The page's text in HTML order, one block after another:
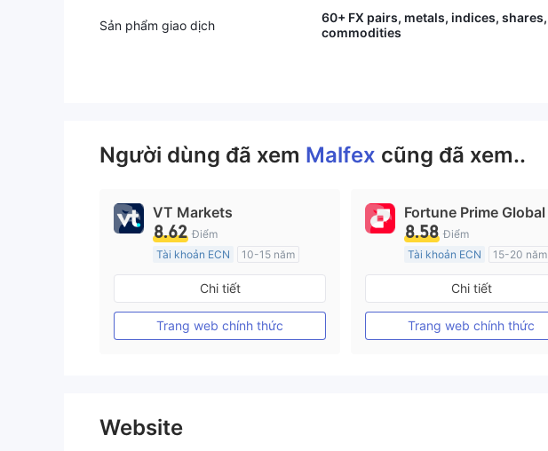
Sản phẩm giao dịch
60+ FX pairs, metals, indices, shares,
commodities
Người dùng đã xem Malfex cũng đã xem..
VT Markets
8.62 Điểm
Tài khoản ECN
10-15 năm
Đăng ký tại Nước Úc
MT4 Chính thức
Chi tiết
Trang web chính thức
Fortune Prime Global
8.58 Điểm
Tài khoản ECN
15-20 năm
Đăng ký tại Nước Úc
MT4 Chính thức
Chi tiết
Trang web chính thức
Website